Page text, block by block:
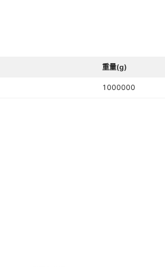
重量(g)
1000000